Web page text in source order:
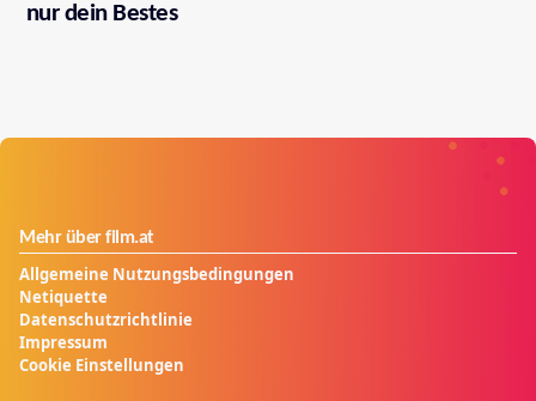
nur dein Bestes
Mehr über film.at
Allgemeine Nutzungsbedingungen
Netiquette
Datenschutzrichtlinie
Impressum
Cookie Einstellungen